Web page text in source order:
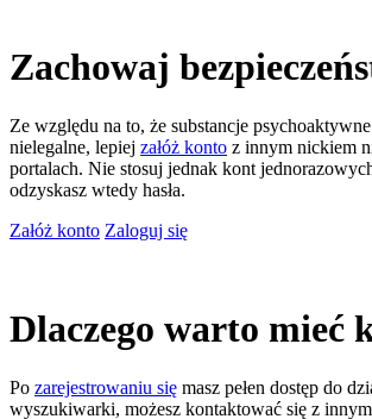
Zachowaj
Ze względu na to, że substancje
nielegalne, lepiej załóż konto z innym nickiem
portalach. Nie stosuj jednak kont
odzyskasz wtedy hasła.
Załóż konto Zaloguj się
Dlaczego warto mieć
Po zarejestrowaniu się masz pełen dostęp do
wyszukiwarki, możesz kontaktować się z